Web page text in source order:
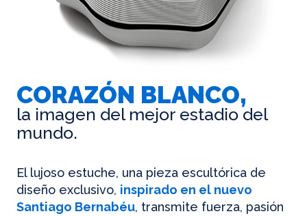
CORAZÓN BLANCO,
la imagen del mejor estadio del
mundo.
El lujoso estuche, una pieza escultórica de
diseño exclusivo, inspirado en el nuevo
Santiago Bernabéu, transmite fuerza, pasión